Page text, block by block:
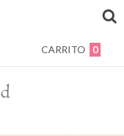
CARRITO 0